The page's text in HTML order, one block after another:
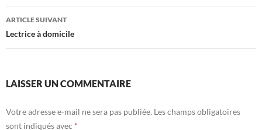
articles
ARTICLE SUIVANT
Lectrice à domicile
LAISSER UN COMMENTAIRE
Votre adresse e-mail ne sera pas publiée. Les champs obligatoires
sont indiqués avec *